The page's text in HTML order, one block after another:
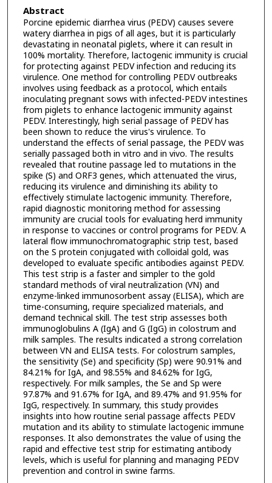
Abstract
Porcine epidemic diarrhea virus (PEDV) causes severe
watery diarrhea in pigs of all ages, but it is particularly
devastating in neonatal piglets, where it can result in
100% mortality. Therefore, lactogenic immunity is crucial
for protecting against PEDV infection and reducing its
virulence. One method for controlling PEDV outbreaks
involves using feedback as a protocol, which entails
inoculating pregnant sows with infected-PEDV intestines
from piglets to enhance lactogenic immunity against
PEDV. Interestingly, high serial passage of PEDV has
been shown to reduce the virus's virulence. To
understand the effects of serial passage, the PEDV was
serially passaged both in vitro and in vivo. The results
revealed that routine passage led to mutations in the
spike (S) and ORF3 genes, which attenuated the virus,
reducing its virulence and diminishing its ability to
effectively stimulate lactogenic immunity. Therefore,
rapid diagnostic monitoring method for assessing
immunity are crucial tools for evaluating herd immunity
in response to vaccines or control programs for PEDV. A
lateral flow immunochromatographic strip test, based
on the S protein conjugated with colloidal gold, was
developed to evaluate specific antibodies against PEDV.
This test strip is a faster and simpler to the gold
standard methods of viral neutralization (VN) and
enzyme-linked immunosorbent assay (ELISA), which are
time-consuming, require specialized materials, and
demand technical skill. The test strip assesses both
immunoglobulins A (IgA) and G (IgG) in colostrum and
milk samples. The results indicated a strong correlation
between VN and ELISA tests. For colostrum samples,
the sensitivity (Se) and specificity (Sp) were 90.91% and
84.21% for IgA, and 98.55% and 84.62% for IgG,
respectively. For milk samples, the Se and Sp were
97.87% and 91.67% for IgA, and 89.47% and 91.95% for
IgG, respectively. In summary, this study provides
insights into how routine serial passage affects PEDV
mutation and its ability to stimulate lactogenic immune
responses. It also demonstrates the value of using the
rapid and effective test strip for estimating antibody
levels, which is useful for planning and managing PEDV
prevention and control in swine farms.